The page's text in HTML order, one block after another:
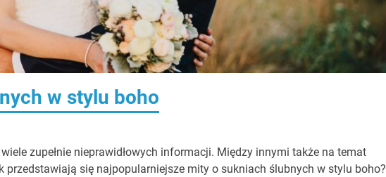
w stylu boho
zupełnie nieprawidłowych informacji. Między innymi także na temat
przedstawiają się najpopularniejsze mity o sukniach ślubnych w stylu boho?